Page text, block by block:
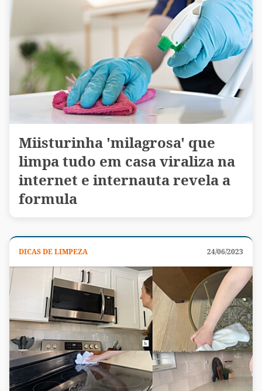
Miisturinha 'milagrosa' que
limpa tudo em casa viraliza na
internet e internauta revela a
formula
DICAS DE LIMPEZA 24/06/2023